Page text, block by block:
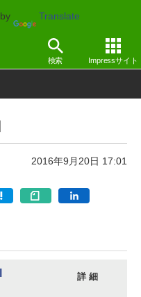
Translate
検索 Impressサイト
アップデート
2016年9月20日 17:01
詳 細